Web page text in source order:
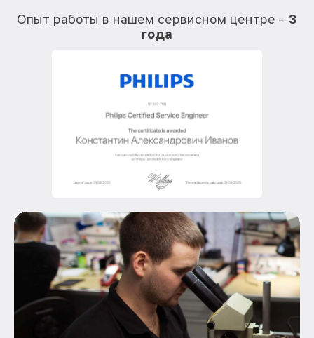
Опыт работы в нашем сервисном центре – 3
года